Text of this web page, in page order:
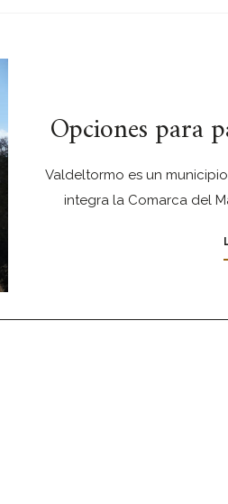
Opciones para
Valdeltormo es un
integra la Comarca del